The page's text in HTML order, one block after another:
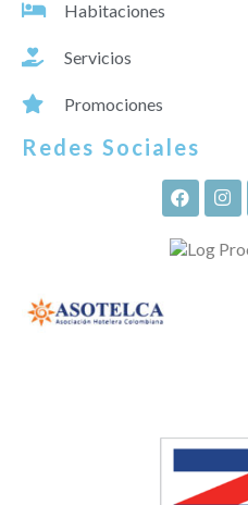
Habitaciones
Servicios
Promociones
Redes Sociales